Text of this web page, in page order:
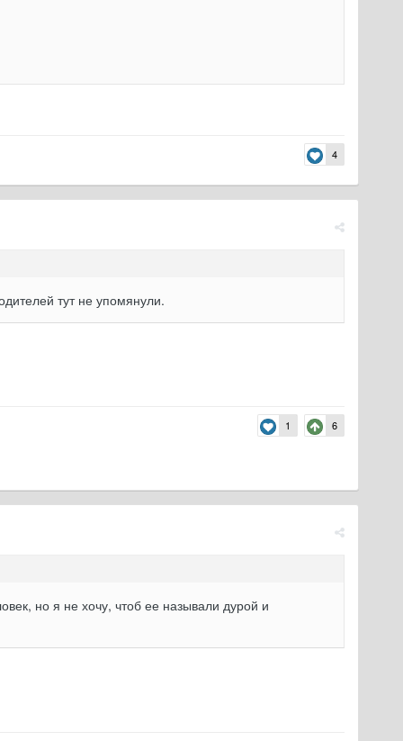
4
тут не упомянули.
1 6
но я не хочу, чтоб ее называли дурой и